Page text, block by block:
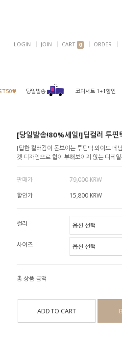
LOGIN JOIN CART 0 ORDER
당일발송 코디세트 1+1할인
[당일발송!80%세일!]딥컬러 투
[딥한 컬러감이 돋보이는 투핀턱 와이드
켓 디자인으로 힙이 부해보이지 않는 디테
판매가
79,000 KRW
할인가
15,800 KRW
컬러
사이즈
총 상품 금액
ADD TO CART